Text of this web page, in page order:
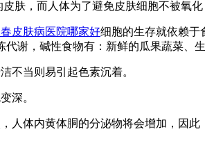
肤，而人体为了避免皮肤细胞不被氧
皮肤病医院哪家好细胞的生存就依赖于
谢，碱性食物有：新鲜的瓜果蔬菜、
不当则易引起色素沉着。
深。
体内黄体胴的分泌物将会增加，因此